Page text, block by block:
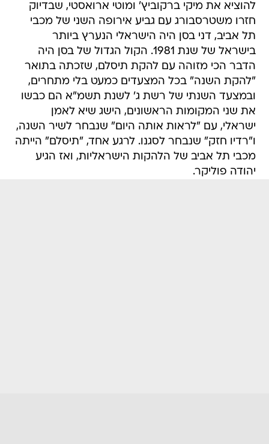
להוציא את מיקי ברקוביץ' ומוטי ארואסטי, שבדיוק
חזרו משטרסבורג עם גביע אירופה השני של מכבי
תל אביב, דני בסן היה הישראלי הנערץ ביותר
בישראל של שנת 1981. הקול הגדול של בסן היה
הדבר הכי מזוהה עם להקת תיסלם, שזכתה בתואר
"להקת השנה" בכל המצעדים כמעט בלי מתחרים,
ובמצעד השנתי של רשת ג' לשנת תשמ"א הם כבשו
את שני המקומות הראשונים, הישג שיא לאמן
ישראלי, עם "לראות אותה היום" שנבחר לשיר השנה,
ו"רדיו חזק" שנבחר לסגנו. לרגע אחד, "תיסלם" הייתה
מכבי תל אביב של הלהקות הישראליות, ואז הגיע
יהודה פוליקר.